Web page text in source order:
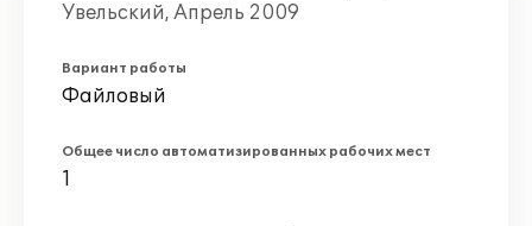
Увельский, Апрель 2009
Вариант работы
Файловый
Общее число автоматизированных рабочих мест
1